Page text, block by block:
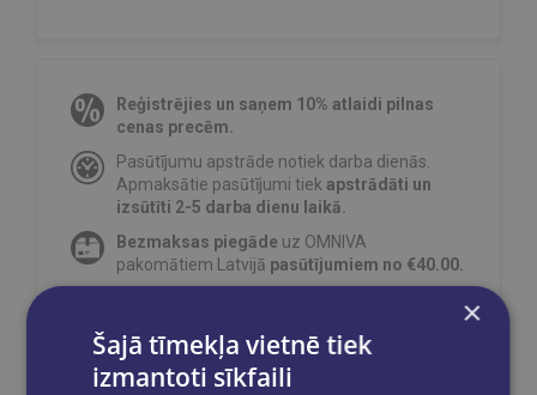
Reģistrējies un saņem 10% atlaidi pilnas
cenas precēm.
Pasūtījumu apstrāde notiek darba dienās.
Apmaksātie pasūtījumi tiekapstrādāti un
izsūtīti 2-5 darba dienu laikā.
Bezmaksas piegāde uz OMNIVA
pakomātiem Latvijā pasūtījumiem no €40.00.
pasūtījums būs gatavs saņemšanai, saņemsi
e-pastu un/ vai SMS.
×
Šajā tīmekļa vietnē tiek
izmantoti sīkfaili